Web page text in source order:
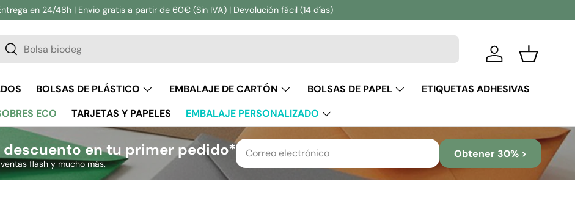
en 24/48h | Envio gratis a partir de 60€ (Sin IVA) | Devolución fácil (14 días)
Buscar
Iniciar sesión
Cesta
BOLSAS DE PLÁSTICO EMBALAJE DE CARTÓN BOLSAS DE PAPEL
ETIQUETAS ADHESIVAS
ECO
TARJETAS Y PAPELES EMBALAJE PERSONALIZADO
descuento en tu primer pedido*
flash y mucho más.
Obtener 30% >